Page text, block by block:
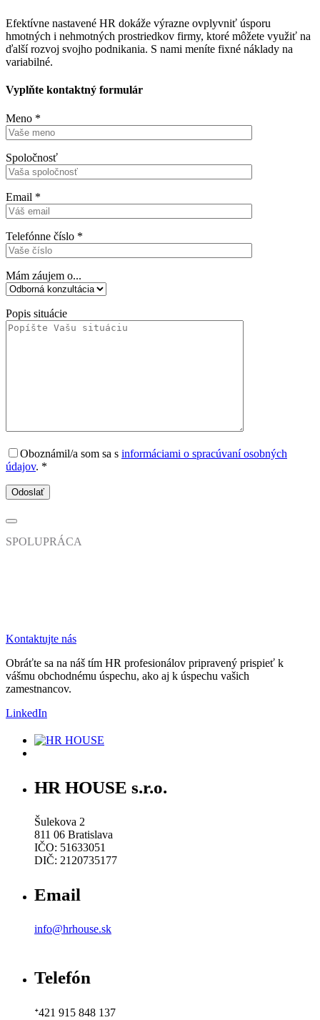
Efektívne nastavené HR dokáže výrazne ovplyvniť úsporu
hmotných i nehmotných prostriedkov firmy, ktoré môžete využiť na
ďalší rozvoj svojho podnikania. S nami meníte fixné náklady na
variabilné.
Vyplňte kontaktný formulár
Meno *
Spoločnosť
Email *
Telefónne číslo *
Mám záujem o...
Popis situácie
Oboznámil/a som sa s informáciami o spracúvaní osobných
údajov. *
SPOLUPRÁCA
Kontaktujte nás
Obráťte sa na náš tím HR profesionálov pripravený prispieť k
vášmu obchodnému úspechu, ako aj k úspechu vašich
zamestnancov.
LinkedIn
HR HOUSE s.r.o.
Šulekova 2
811 06 Bratislava
IČO: 51633051
DIČ: 2120735177
Email
info@hrhouse.sk
Telefón
ᐩ421 915 848 137